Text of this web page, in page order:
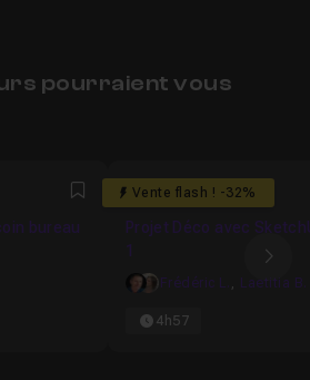
pourraient vous
Favori
bureau
Vente flash ! -32%
5
Projet Déco avec
1
Frédéric L. , Laetitia B.
4h57